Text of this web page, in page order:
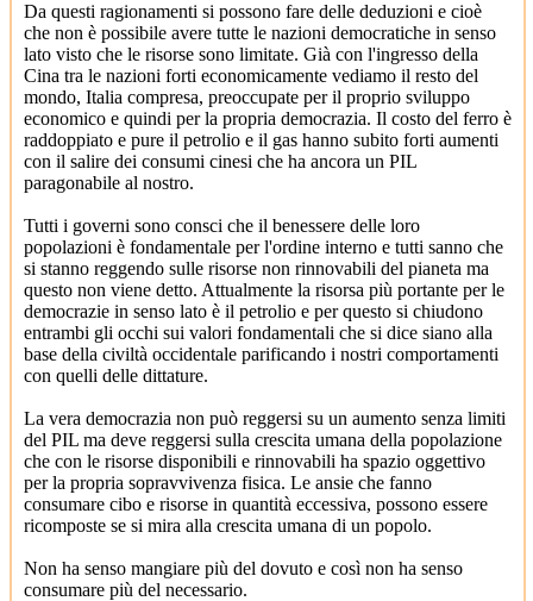
Da questi ragionamenti si possono fare delle deduzioni e cioè
che non è possibile avere tutte le nazioni democratiche in senso
lato visto che le risorse sono limitate. Già con l'ingresso della
Cina tra le nazioni forti economicamente vediamo il resto del
mondo, Italia compresa, preoccupate per il proprio sviluppo
economico e quindi per la propria democrazia. Il costo del ferro è
raddoppiato e pure il petrolio e il gas hanno subito forti aumenti
con il salire dei consumi cinesi che ha ancora un PIL
paragonabile al nostro.
Tutti i governi sono consci che il benessere delle loro
popolazioni è fondamentale per l'ordine interno e tutti sanno che
si stanno reggendo sulle risorse non rinnovabili del pianeta ma
questo non viene detto. Attualmente la risorsa più portante per le
democrazie in senso lato è il petrolio e per questo si chiudono
entrambi gli occhi sui valori fondamentali che si dice siano alla
base della civiltà occidentale parificando i nostri comportamenti
con quelli delle dittature.
La vera democrazia non può reggersi su un aumento senza limiti
del PIL ma deve reggersi sulla crescita umana della popolazione
che con le risorse disponibili e rinnovabili ha spazio oggettivo
per la propria sopravvivenza fisica. Le ansie che fanno
consumare cibo e risorse in quantità eccessiva, possono essere
ricomposte se si mira alla crescita umana di un popolo.
Non ha senso mangiare più del dovuto e così non ha senso
consumare più del necessario.